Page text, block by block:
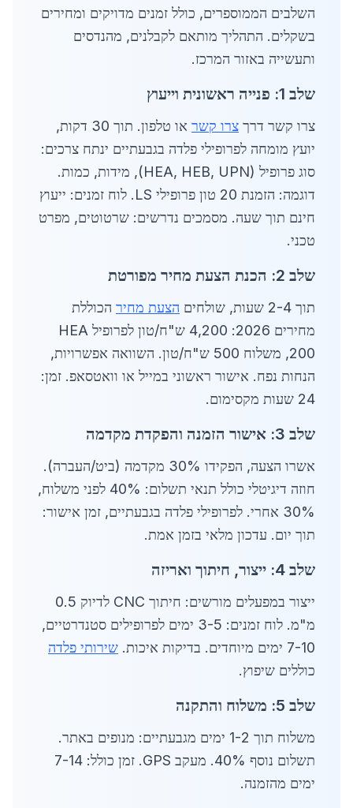
השלבים הממוספרים, כולל זמנים מדויקים ומחירים
בשקלים. התהליך מותאם לקבלנים, מהנדסים
ותעשייה באזור המרכז.
שלב 1: פנייה ראשונית וייעוץ
צרו קשר דרך צרו קשר
או טלפון. תוך 30 דקות,
יועץ מומחה לפרופילי פלדה בגבעתיים ינתח צרכים:
סוג פרופיל (HEA, HEB, UPN), מידות, כמות.
דוגמה: הזמנת 20 טון פרופילי LS. לוח זמנים: ייעוץ
חינם תוך שעה. מסמכים נדרשים: שרטוטים, מפרט
טכני.
שלב 2: הכנת הצעת מחיר מפורטת
תוך 2-4 שעות, שולחים הצעת מחיר הכוללת
מחירים 2026: 4,200 ש"ח/טון לפרופיל HEA
200, משלוח 500 ש"ח/טון. השוואה אפשרויות,
הנחות נפח. אישור ראשוני במייל או וואטסאפ. זמן:
24 שעות מקסימום.
שלב 3: אישור הזמנה והפקדת מקדמה
אשרו הצעה, הפקידו 30% מקדמה (ביט/העברה).
חוזה דיגיטלי כולל תנאי תשלום: 40% לפני משלוח,
30% אחרי. לפרופילי פלדה בגבעתיים, זמן אישור:
תוך יום. עדכון מלאי בזמן אמת.
שלב 4: ייצור, חיתוך ואריזה
ייצור במפעלים מורשים: חיתוך CNC לדיוק 0.5
מ"מ. לוח זמנים: 3-5 ימים לפרופילים סטנדרטיים,
7-10 ימים מיוחדים. בדיקות איכות.
שירותי פלדה
כוללים שיפוץ.
שלב 5: משלוח והתקנה
משלוח תוך 1-2 ימים מגבעתיים: מנופים באתר.
תשלום נוסף 40%. מעקב GPS. זמן כולל: 7-14
ימים מהזמנה.